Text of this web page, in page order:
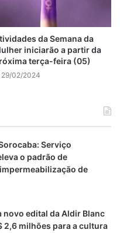
da Semana da
iniciarão a partir da
terça-feira (05)
29/02/2024
Serviço
o padrão de
de
novo edital da Aldir Blanc
2,6 milhões para a cultura